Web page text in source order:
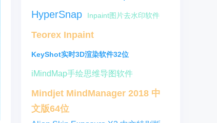
HyperSnap
Inpaint图片去水印软件
Teorex Inpaint
KeyShot实时3D渲染软件32位
iMindMap手绘思维导图软件
Mindjet MindManager 2018 中
文版64位